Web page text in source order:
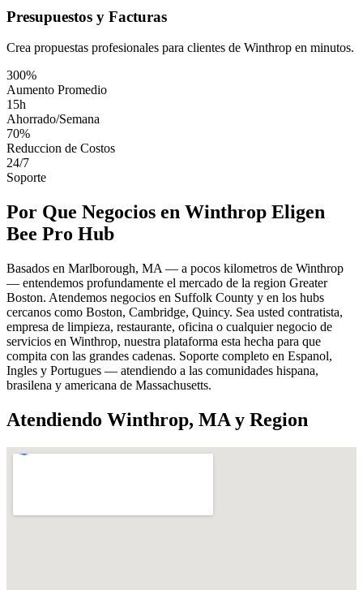
Presupuestos y Facturas
Crea propuestas profesionales para clientes de Winthrop en minutos.
300%
Aumento Promedio
15h
Ahorrado/Semana
70%
Reduccion de Costos
24/7
Soporte
Por Que Negocios en Winthrop Eligen
Bee Pro Hub
Basados en Marlborough, MA — a pocos kilometros de Winthrop
— entendemos profundamente el mercado de la region Greater
Boston. Atendemos negocios en Suffolk County y en los hubs
cercanos como Boston, Cambridge, Quincy. Sea usted contratista,
empresa de limpieza, restaurante, oficina o cualquier negocio de
servicios en Winthrop, nuestra plataforma esta hecha para que
compita con las grandes cadenas. Soporte completo en Espanol,
Ingles y Portugues — atendiendo a las comunidades hispana,
brasilena y americana de Massachusetts.
Atendiendo Winthrop, MA y Region